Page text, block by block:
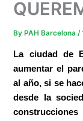
By PAH Barcelona/
La ciudad de
aumentar el
al año, si se
desde la